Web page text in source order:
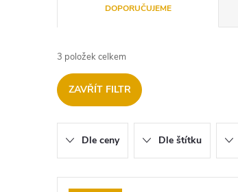
a
z
e
n
í
DOPORUČUJEME
3 položek celkem
ZAVŘÍT FILTR
Dle ceny Dle štítku